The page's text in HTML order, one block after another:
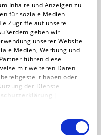
Inhalte und Anzeigen zu
für soziale Medien
Zugriffe auf unsere
geben wir
unserer Website
Medien, Werbung und
führen diese
mit weiteren Daten
haben oder
der Dienste
zum 3-D-